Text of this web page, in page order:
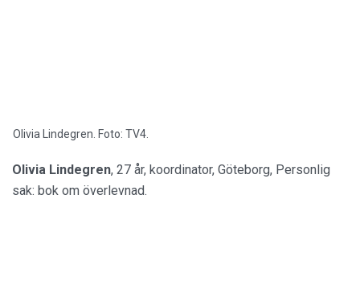
Olivia Lindegren. Foto: TV4.
Olivia Lindegren, 27 år, koordinator, Göteborg, Personlig
sak: bok om överlevnad.